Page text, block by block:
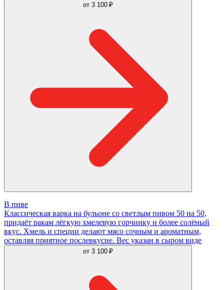
от 3 100 ₽
В пиве
Классическая варка на бульоне со светлым пивом 50 на 50,
придаёт ракам лёгкую хмелевую горчинку и более солёный
вкус. Хмель и специи делают мясо сочным и ароматным,
оставляя приятное послевкусие. Вес указан в сыром виде
от 3 100 ₽